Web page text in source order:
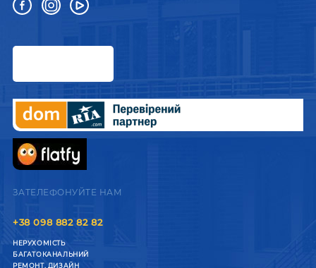
ЗАТЕЛЕФОНУЙТЕ НАМ
+38 098 882 82 82
НЕРУХОМІСТЬ
БАГАТОКАНАЛЬНИЙ
РЕМОНТ, ДИЗАЙН